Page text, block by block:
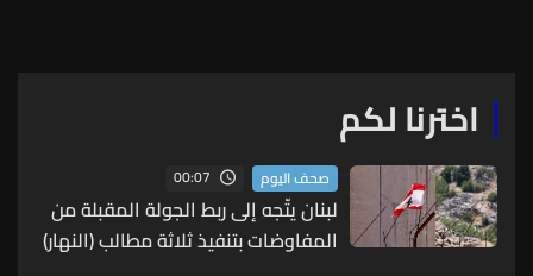
اخترنا لكم
صحف اليوم 00:07
لبنان يتّجه إلى ربط الجولة المقبلة من
المفاوضات بتنفيذ ثلاثة مطالب (النهار)